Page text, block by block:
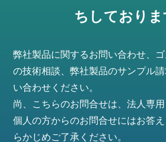
ちしておりま
弊社製品に関するお問い合わせ、
の技術相談、弊社製品のサンプル
い合わせください。
尚、こちらのお問合せは、法人専用
個人の方からのお問合せにはお答
らかじめご了承ください。